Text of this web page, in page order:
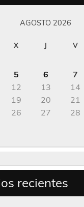
AGOSTO 2026
X J V
5 6 7
12 13 14
19 20 21
26 27 28
recientes